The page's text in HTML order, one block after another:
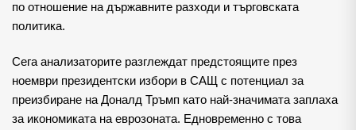
по отношение на държавните разходи и търговската
политика.
Сега анализаторите разглеждат предстоящите през
ноември президентски избори в САЩ с потенциал за
преизбиране на Доналд Тръмп като най-значимата заплаха
за икономиката на еврозоната. Едновременно с това